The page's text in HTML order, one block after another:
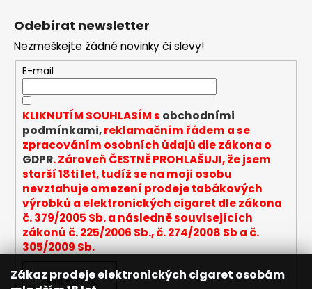
Zákaz prodeje elektronických cigaret osobám
a
c
í
p
r
v
k
y
v
ý
p
i
s
u
Odebírat newsletter
Nezmeškejte žádné novinky či slevy!
E-mail
KLIKNUTÍM SOUHLASÍM s obchodními
podmínkami,reklamačním řádem a se
zpracováním osobních údajů dle zákona o
GDPR. Zároveň ČESTNĚ PROHLAŠUJI, že jsem
starší 18ti let, tudíž se na moji osobu
nevztahuje omezení prodeje tabákových
výrobků a elektronických cigaret dle zákona
č. 379/2005 Sb. a následně souvisejících
zákonů č. 225/2006 Sb., č. 274/2008 Sb a č.
305/2009 Sb.
PŘIHLÁSIT SE